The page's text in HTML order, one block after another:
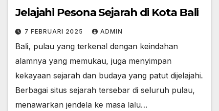
Jelajahi Pesona Sejarah di Kota Bali
7 FEBRUARI 2025 ADMIN
Bali, pulau yang terkenal dengan keindahan
alamnya yang memukau, juga menyimpan
kekayaan sejarah dan budaya yang patut dijelajahi.
Berbagai situs sejarah tersebar di seluruh pulau,
menawarkan jendela ke masa lalu…